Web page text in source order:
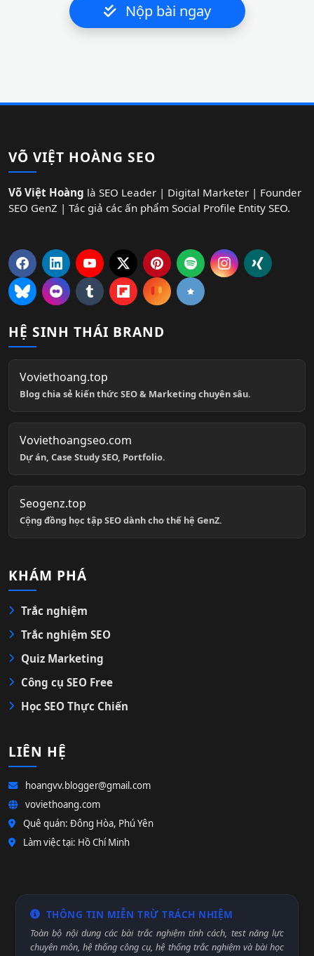
Nộp bài ngay
VÕ VIỆT HOÀNG SEO
Võ Việt Hoàng là SEO Leader | Digital Marketer | Founder
SEO GenZ | Tác giả các ấn phẩm Social Profile Entity SEO.
HỆ SINH THÁI BRAND
Voviethoang.top
Blog chia sẻ kiến thức SEO & Marketing chuyên sâu.
Voviethoangseo.com
Dự án, Case Study SEO, Portfolio.
Seogenz.top
Cộng đồng học tập SEO dành cho thế hệ GenZ.
KHÁM PHÁ
Trắc nghiệm
Trắc nghiệm SEO
Quiz Marketing
Công cụ SEO Free
Học SEO Thực Chiến
LIÊN HỆ
hoangvv.blogger@gmail.com
voviethoang.com
Quê quán: Đông Hòa, Phú Yên
Làm việc tại: Hồ Chí Minh
THÔNG TIN MIỄN TRỪ TRÁCH NHIỆM
Toàn bộ nội dung các bài trắc nghiệm tính cách, test năng lực
chuyên môn, hệ thống công cụ, hệ thống trắc nghiệm và bài học